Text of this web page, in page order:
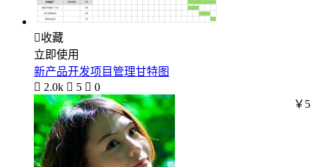
收藏
立即使用
新产品开发项目管理甘特图
 2.0k  5  0
￥5